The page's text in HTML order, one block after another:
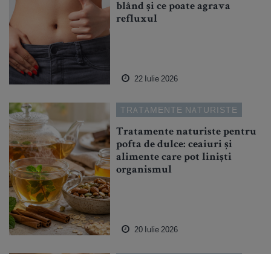
blând și ce poate agrava
refluxul
22 Iulie 2026
TRATAMENTE NATURISTE
Tratamente naturiste pentru
pofta de dulce: ceaiuri și
alimente care pot liniști
organismul
20 Iulie 2026